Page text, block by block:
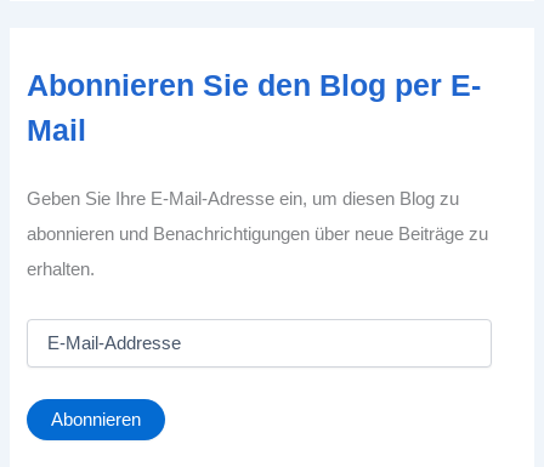
Abonnieren Sie den Blog per E-
Mail
Geben Sie Ihre E-Mail-Adresse ein, um diesen Blog zu
abonnieren und Benachrichtigungen über neue Beiträge zu
erhalten.
a
i
Abonnieren